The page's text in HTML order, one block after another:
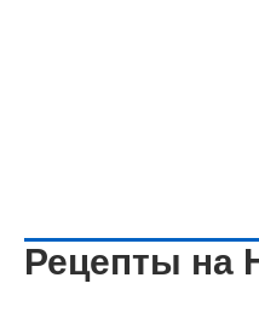
Рецепты на